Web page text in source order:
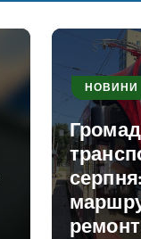
НОВИНИ